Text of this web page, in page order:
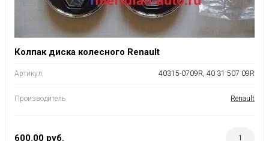
Колпак диска колесного Renault
Артикул: 40315-0709R, 40 31 507 09R
Производитель Renault
600.00 руб.